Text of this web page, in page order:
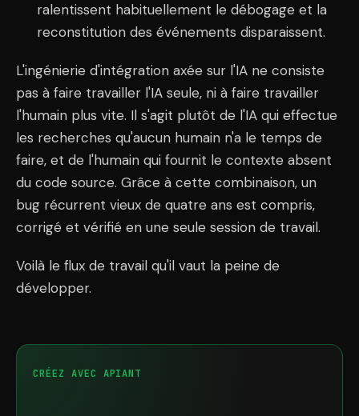
ralentissent habituellement le débogage et la
reconstitution des événements disparaissent.
L'ingénierie d'intégration axée sur l'IA ne consiste
pas à faire travailler l'IA seule, ni à faire travailler
l'humain plus vite. Il s'agit plutôt de l'IA qui effectue
les recherches qu'aucun humain n'a le temps de
faire, et de l'humain qui fournit le contexte absent
du code source. Grâce à cette combinaison, un
bug récurrent vieux de quatre ans est compris,
corrigé et vérifié en une seule session de travail.
Voilà le flux de travail qu'il vaut la peine de
développer.
CRÉEZ AVEC APIANT